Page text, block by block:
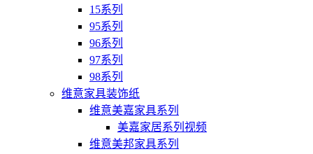
15系列
95系列
96系列
97系列
98系列
维意家具装饰纸
维意美嘉家具系列
美嘉家居系列视频
维意美邦家具系列